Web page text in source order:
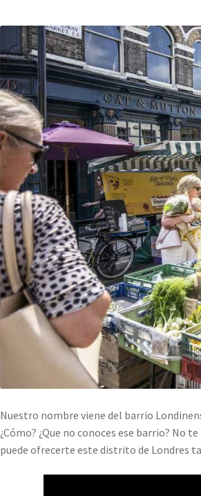
Nuestro nombre viene del barrio
¿Cómo? ¿Que no conoces ese barrio? No
puede ofrecerte este distrito de Londres